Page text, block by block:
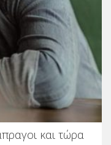
και τώρα